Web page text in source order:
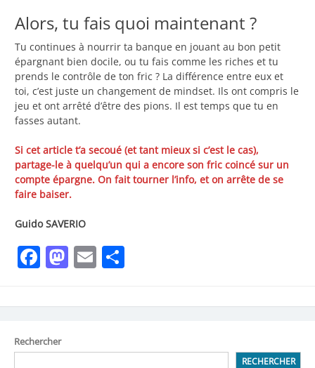
Alors, tu fais quoi maintenant ?
Tu continues à nourrir ta banque en jouant au bon petit
épargnant bien docile, ou tu fais comme les riches et tu
prends le contrôle de ton fric ? La différence entre eux et
toi, c’est juste un changement de mindset. Ils ont compris le
jeu et ont arrêté d’être des pions. Il est temps que tu en
fasses autant.
Si cet article t’a secoué (et tant mieux si c’est le cas),
partage-le à quelqu’un qui a encore son fric coincé sur un
compte épargne. On fait tourner l’info, et on arrête de se
faire baiser.
Guido SAVERIO
Facebook
Mastodon
Email
Rechercher
RECHERCHER